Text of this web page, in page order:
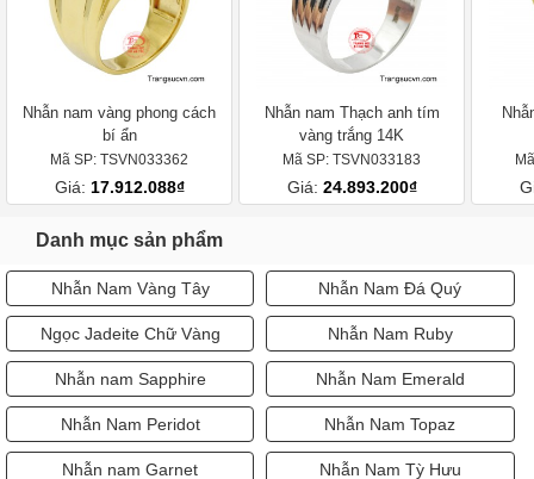
Nhẫn nam vàng phong cách
bí ẩn
Mã SP: TSVN033362
Giá: 17.912.088₫
Nhẫn nam Thạch anh tím
vàng trắng 14K
Mã SP: TSVN033183
Giá: 24.893.200₫
Danh mục sản phẩm
Nhẫn Nam Vàng Tây Nhẫn Nam Đá Quý
Ngọc Jadeite Chữ Vàng Nhẫn Nam Ruby
Nhẫn nam Sapphire Nhẫn Nam Emerald
Nhẫn Nam Peridot Nhẫn Nam Topaz
Nhẫn nam Garnet Nhẫn Nam Tỳ Hưu